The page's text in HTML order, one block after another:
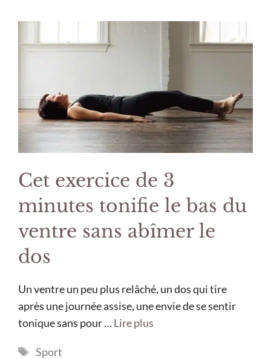
Cet exercice de 3
minutes tonifie le bas du
ventre sans abîmer le
dos
Un ventre un peu plus relâché, un dos qui tire
après une journée assise, une envie de se sentir
tonique sans pour …Lire plus
Étiquettes
Sport